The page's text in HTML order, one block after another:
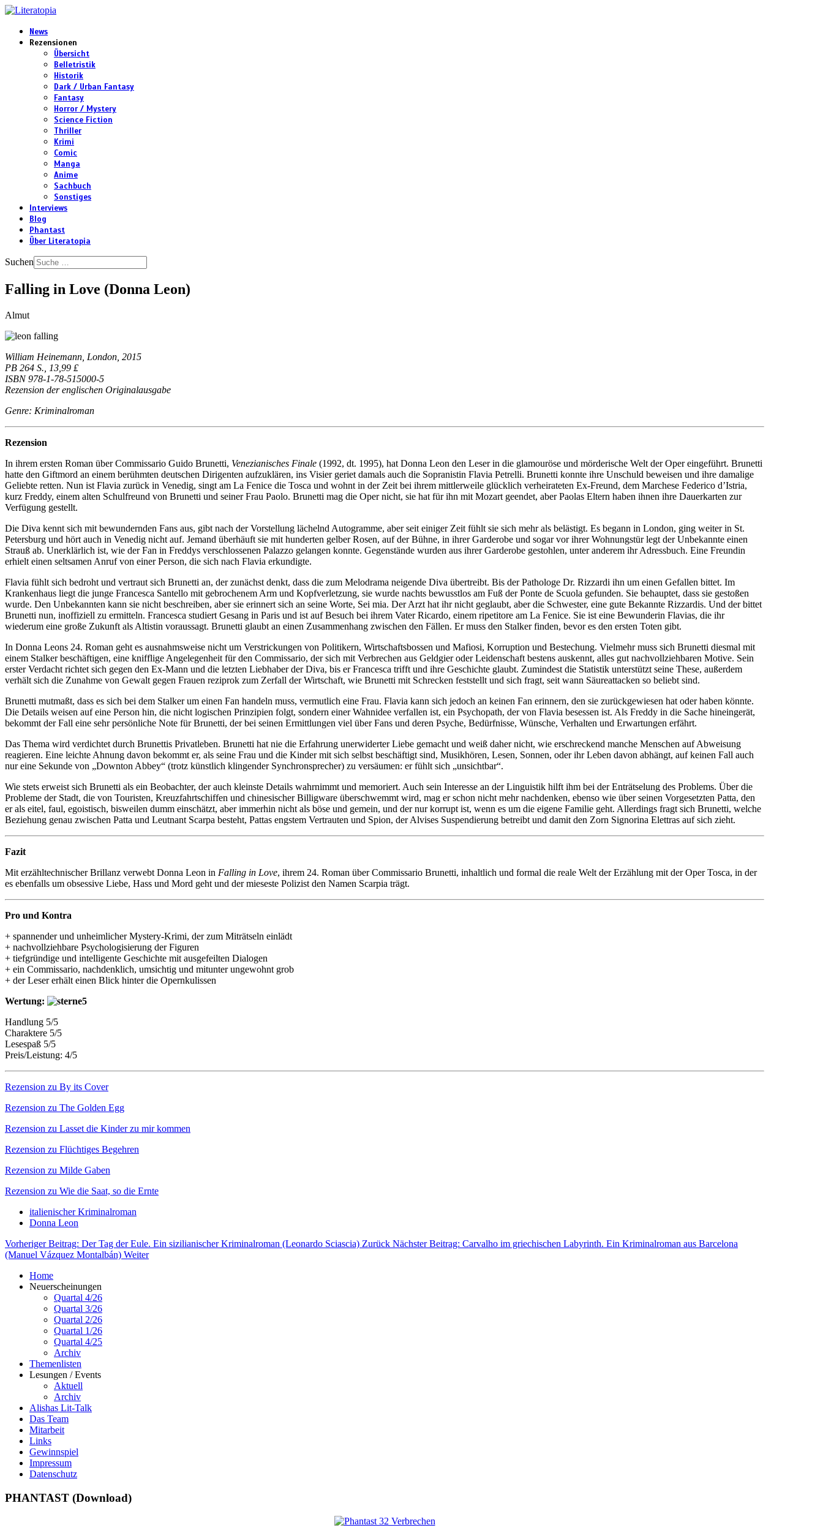
News
Rezensionen
Übersicht
Belletristik
Historik
Dark / Urban Fantasy
Fantasy
Horror / Mystery
Science Fiction
Thriller
Krimi
Comic
Manga
Anime
Sachbuch
Sonstiges
Interviews
Blog
Phantast
Über Literatopia
Suchen
Falling in Love (Donna Leon)
Almut
William Heinemann, London, 2015
PB 264 S., 13,99 ₤
ISBN 978-1-78-515000-5
Rezension der englischen Originalausgabe
Genre: Kriminalroman
Rezension
In ihrem ersten Roman über Commissario Guido Brunetti, Venezianisches Finale (1992, dt. 1995), hat Donna Leon den Leser in die glamouröse und mörderische Welt der Oper eingeführt. Brunetti
hatte den Giftmord an einem berühmten deutschen Dirigenten aufzuklären, ins Visier geriet damals auch die Sopranistin Flavia Petrelli. Brunetti konnte ihre Unschuld beweisen und ihre damalige
Geliebte retten. Nun ist Flavia zurück in Venedig, singt am La Fenice die Tosca und wohnt in der Zeit bei ihrem mittlerweile glücklich verheirateten Ex-Freund, dem Marchese Federico d’Istria,
kurz Freddy, einem alten Schulfreund von Brunetti und seiner Frau Paolo. Brunetti mag die Oper nicht, sie hat für ihn mit Mozart geendet, aber Paolas Eltern haben ihnen ihre Dauerkarten zur
Verfügung gestellt.
Die Diva kennt sich mit bewundernden Fans aus, gibt nach der Vorstellung lächelnd Autogramme, aber seit einiger Zeit fühlt sie sich mehr als belästigt. Es begann in London, ging weiter in St.
Petersburg und hört auch in Venedig nicht auf. Jemand überhäuft sie mit hunderten gelber Rosen, auf der Bühne, in ihrer Garderobe und sogar vor ihrer Wohnungstür legt der Unbekannte einen
Strauß ab. Unerklärlich ist, wie der Fan in Freddys verschlossenen Palazzo gelangen konnte. Gegenstände wurden aus ihrer Garderobe gestohlen, unter anderem ihr Adressbuch. Eine Freundin
erhielt einen seltsamen Anruf von einer Person, die sich nach Flavia erkundigte.
Flavia fühlt sich bedroht und vertraut sich Brunetti an, der zunächst denkt, dass die zum Melodrama neigende Diva übertreibt. Bis der Pathologe Dr. Rizzardi ihn um einen Gefallen bittet. Im
Krankenhaus liegt die junge Francesca Santello mit gebrochenem Arm und Kopfverletzung, sie wurde nachts bewusstlos am Fuß der Ponte de Scuola gefunden. Sie behauptet, dass sie gestoßen
wurde. Den Unbekannten kann sie nicht beschreiben, aber sie erinnert sich an seine Worte, Sei mia. Der Arzt hat ihr nicht geglaubt, aber die Schwester, eine gute Bekannte Rizzardis. Und der bittet
Brunetti nun, inoffiziell zu ermitteln. Francesca studiert Gesang in Paris und ist auf Besuch bei ihrem Vater Ricardo, einem ripetitore am La Fenice. Sie ist eine Bewunderin Flavias, die ihr
wiederum eine große Zukunft als Altistin voraussagt. Brunetti glaubt an einen Zusammenhang zwischen den Fällen. Er muss den Stalker finden, bevor es den ersten Toten gibt.
In Donna Leons 24. Roman geht es ausnahmsweise nicht um Verstrickungen von Politikern, Wirtschaftsbossen und Mafiosi, Korruption und Bestechung. Vielmehr muss sich Brunetti diesmal mit
einem Stalker beschäftigen, eine knifflige Angelegenheit für den Commissario, der sich mit Verbrechen aus Geldgier oder Leidenschaft bestens auskennt, alles gut nachvollziehbaren Motive. Sein
erster Verdacht richtet sich gegen den Ex-Mann und die letzten Liebhaber der Diva, bis er Francesca trifft und ihre Geschichte glaubt. Zumindest die Statistik unterstützt seine These, außerdem
verhält sich die Zunahme von Gewalt gegen Frauen reziprok zum Zerfall der Wirtschaft, wie Brunetti mit Schrecken feststellt und sich fragt, seit wann Säureattacken so beliebt sind.
Brunetti mutmaßt, dass es sich bei dem Stalker um einen Fan handeln muss, vermutlich eine Frau. Flavia kann sich jedoch an keinen Fan erinnern, den sie zurückgewiesen hat oder haben könnte.
Die Details weisen auf eine Person hin, die nicht logischen Prinzipien folgt, sondern einer Wahnidee verfallen ist, ein Psychopath, der von Flavia besessen ist. Als Freddy in die Sache hineingerät,
bekommt der Fall eine sehr persönliche Note für Brunetti, der bei seinen Ermittlungen viel über Fans und deren Psyche, Bedürfnisse, Wünsche, Verhalten und Erwartungen erfährt.
Das Thema wird verdichtet durch Brunettis Privatleben. Brunetti hat nie die Erfahrung unerwiderter Liebe gemacht und weiß daher nicht, wie erschreckend manche Menschen auf Abweisung
reagieren. Eine leichte Ahnung davon bekommt er, als seine Frau und die Kinder mit sich selbst beschäftigt sind, Musikhören, Lesen, Sonnen, oder ihr Leben davon abhängt, auf keinen Fall auch
nur eine Sekunde von „Downton Abbey“ (trotz künstlich klingender Synchronsprecher) zu versäumen: er fühlt sich „unsichtbar“.
Wie stets erweist sich Brunetti als ein Beobachter, der auch kleinste Details wahrnimmt und memoriert. Auch sein Interesse an der Linguistik hilft ihm bei der Enträtselung des Problems. Über die
Probleme der Stadt, die von Touristen, Kreuzfahrtschiffen und chinesischer Billigware überschwemmt wird, mag er schon nicht mehr nachdenken, ebenso wie über seinen Vorgesetzten Patta, den
er als eitel, faul, egoistisch, bisweilen dumm einschätzt, aber immerhin nicht als böse und gemein, und der nur korrupt ist, wenn es um die eigene Familie geht. Allerdings fragt sich Brunetti, welche
Beziehung genau zwischen Patta und Leutnant Scarpa besteht, Pattas engstem Vertrauten und Spion, der Alvises Suspendierung betreibt und damit den Zorn Signorina Elettras auf sich zieht.
Fazit
Mit erzähltechnischer Brillanz verwebt Donna Leon in Falling in Love, ihrem 24. Roman über Commissario Brunetti, inhaltlich und formal die reale Welt der Erzählung mit der Oper Tosca, in der
es ebenfalls um obsessive Liebe, Hass und Mord geht und der mieseste Polizist den Namen Scarpia trägt.
Pro und Kontra
+ spannender und unheimlicher Mystery-Krimi, der zum Miträtseln einlädt
+ nachvollziehbare Psychologisierung der Figuren
+ tiefgründige und intelligente Geschichte mit ausgefeilten Dialogen
+ ein Commissario, nachdenklich, umsichtig und mitunter ungewohnt grob
+ der Leser erhält einen Blick hinter die Opernkulissen
Wertung:
Handlung 5/5
Charaktere 5/5
Lesespaß 5/5
Preis/Leistung: 4/5
Rezension zu By its Cover
Rezension zu The Golden Egg
Rezension zu Lasset die Kinder zu mir kommen
Rezension zu Flüchtiges Begehren
Rezension zu Milde Gaben
Rezension zu Wie die Saat, so die Ernte
italienischer Kriminalroman
Donna Leon
Vorheriger Beitrag: Der Tag der Eule. Ein sizilianischer Kriminalroman (Leonardo Sciascia) Zurück Nächster Beitrag: Carvalho im griechischen Labyrinth. Ein Kriminalroman aus Barcelona
(Manuel Vázquez Montalbán) Weiter
Home
Neuerscheinungen
Quartal 4/26
Quartal 3/26
Quartal 2/26
Quartal 1/26
Quartal 4/25
Archiv
Themenlisten
Lesungen / Events
Aktuell
Archiv
Alishas Lit-Talk
Das Team
Mitarbeit
Links
Gewinnspiel
Impressum
Datenschutz
PHANTAST (Download)